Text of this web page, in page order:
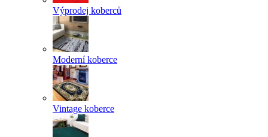
Výprodej koberců
Moderní koberce
Vintage koberce